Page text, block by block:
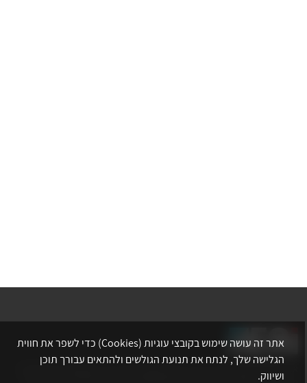
אתר לשכת המהנדסים, האדריכלים והאקדמאים בעלי המקצועות הטכנולוגיים
אתר זה עושה שימוש בקובצי עוגיות (Cookies) כדי לשפר את חווית
הגלישה שלך, לנתח את תנועת הגולשים ולהתאים עבורך תוכן
ושיווק.